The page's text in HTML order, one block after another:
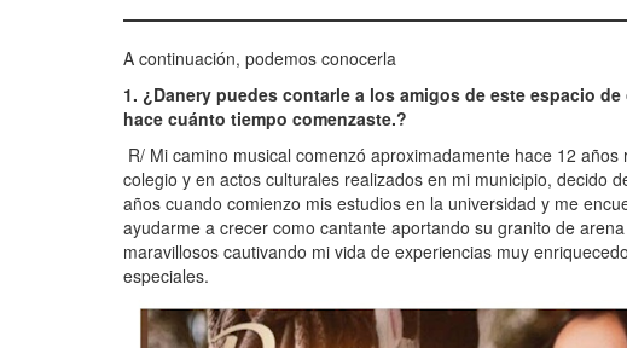
A continuación, podemos conocerla
1. ¿Danery puedes contarle a los amigos de este espacio
hace cuánto tiempo comenzaste.?
R/ Mi camino musical comenzó aproximadamente hace 12
colegio y en actos culturales realizados en mi municipio, decido
años cuando comienzo mis estudios en la universidad y me
ayudarme a crecer como cantante aportando su granito de
maravillosos cautivando mi vida de experiencias muy
especiales.